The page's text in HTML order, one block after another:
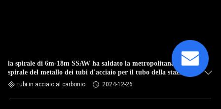
la spirale di 6m-18m SSAW ha saldato la metropolitana a
spirale del metallo dei tubi d'acciaio per il tubo della stazione
dell'idropotenza
tubi in acciaio al carbonio 2024-12-26